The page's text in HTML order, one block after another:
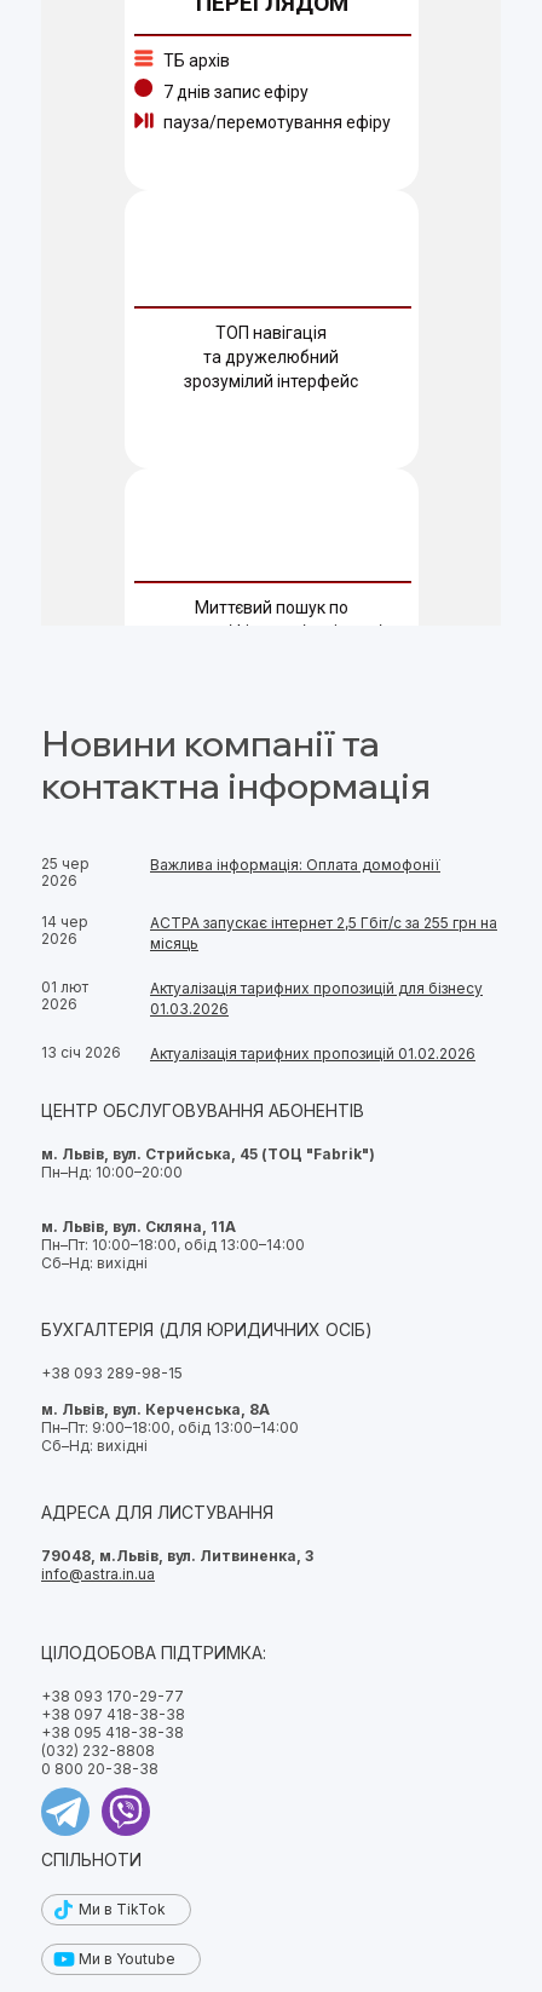
Новини компанії та
контактна інформація
25 чер
2026
Важлива інформація: Оплата домофонії
14 чер
2026
АСТРА запускає інтернет 2,5 Гбіт/с за 255 грн на
місяць
01 лют
2026
Актуалізація тарифних пропозицій для бізнесу
01.03.2026
13 січ 2026 Актуалізація тарифних пропозицій 01.02.2026
ЦЕНТР ОБСЛУГОВУВАННЯ АБОНЕНТІВ
м. Львів, вул. Стрийська, 45 (ТОЦ "Fabrik")
Пн–Нд: 10:00–20:00
м. Львів, вул. Скляна, 11А
Пн–Пт: 10:00–18:00, обід 13:00–14:00
Сб–Нд: вихідні
БУХГАЛТЕРІЯ (ДЛЯ ЮРИДИЧНИХ ОСІБ)
+38 093 289-98-15
м. Львів, вул. Керченська, 8А
Пн–Пт: 9:00–18:00, обід 13:00–14:00
Сб–Нд: вихідні
АДРЕСА ДЛЯ ЛИСТУВАННЯ
79048, м.Львів, вул. Литвиненка, 3
info@astra.in.ua
ЦІЛОДОБОВА ПІДТРИМКА:
+38 093 170-29-77
+38 097 418-38-38
+38 095 418-38-38
(032) 232-8808
0 800 20-38-38
СПІЛЬНОТИ
Ми в TikTok
Ми в Youtube